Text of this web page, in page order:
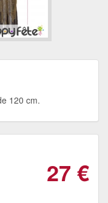
120 cm.
27 €